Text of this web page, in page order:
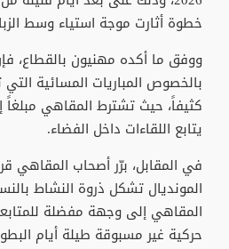
خطوة أثارت موجة استياء وسط
ووفق ما أكده مهنيون بالقطاع،
بالخصوص المباريات المسائية التي
كثيفاً، حيث تشترط المقاهي
يتابع اللقاءات داخل الفضاء.
في المقابل، برّر أصحاب المقاهي
المونديال تشكل ذروة النشاط
المقاهي إلى وجهة مفضلة
حركية غير مسبوقة طيلة أيام